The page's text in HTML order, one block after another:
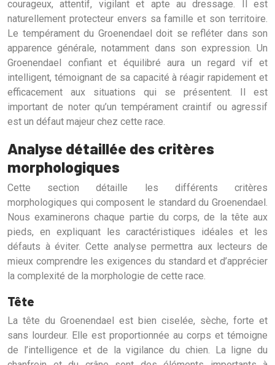
courageux, attentif, vigilant et apte au dressage. Il est
naturellement protecteur envers sa famille et son territoire.
Le tempérament du Groenendael doit se refléter dans son
apparence générale, notamment dans son expression. Un
Groenendael confiant et équilibré aura un regard vif et
intelligent, témoignant de sa capacité à réagir rapidement et
efficacement aux situations qui se présentent. Il est
important de noter qu’un tempérament craintif ou agressif
est un défaut majeur chez cette race.
Analyse détaillée des critères
morphologiques
Cette section détaille les différents critères
morphologiques qui composent le standard du Groenendael.
Nous examinerons chaque partie du corps, de la tête aux
pieds, en expliquant les caractéristiques idéales et les
défauts à éviter. Cette analyse permettra aux lecteurs de
mieux comprendre les exigences du standard et d’apprécier
la complexité de la morphologie de cette race.
Tête
La tête du Groenendael est bien ciselée, sèche, forte et
sans lourdeur. Elle est proportionnée au corps et témoigne
de l’intelligence et de la vigilance du chien. La ligne du